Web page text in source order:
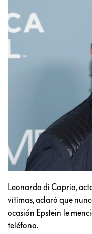
Leonardo di Caprio,
vítimas, aclaró que
ocasión Epstein le
teléfono.